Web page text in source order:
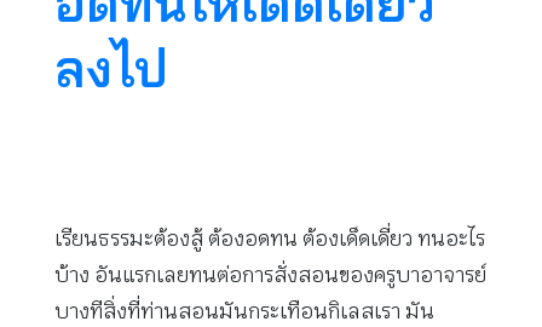
ลงไป
เรียนธรรมะต้องสู้ ต้องอดทน ต้องเด็ดเดี่ยว ทนอะไร
บ้าง อันแรกเลยทนต่อการสั่งสอนของครูบาอาจารย์
บางทีสิ่งที่ท่านสอนมันกระเทือนกิเลสเรา มัน